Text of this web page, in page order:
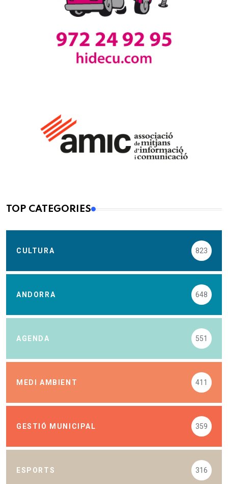
TOP CATEGORIES
CULTURA 823
ANDORRA 648
AGENDA 551
MEDI AMBIENT 411
GESTIÓ MUNICIPAL 359
ESPORTS 316